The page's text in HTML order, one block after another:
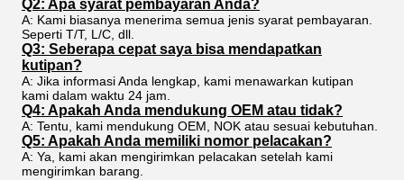
Q2: Apa syarat pembayaran Anda?
A: Kami biasanya menerima semua jenis syarat pembayaran.
Seperti T/T, L/C, dll.
Q3: Seberapa cepat saya bisa mendapatkan
kutipan?
A: Jika informasi Anda lengkap, kami menawarkan kutipan
kami dalam waktu 24 jam.
Q4: Apakah Anda mendukung OEM atau tidak?
A: Tentu, kami mendukung OEM, NOK atau sesuai kebutuhan.
Q5: Apakah Anda memiliki nomor pelacakan?
A: Ya, kami akan mengirimkan pelacakan setelah kami
mengirimkan barang.